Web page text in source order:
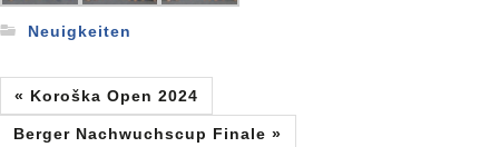
Neuigkeiten
« Koroška Open 2024
Berger Nachwuchscup Finale »